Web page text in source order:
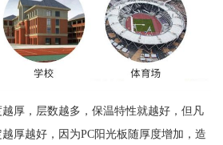
厚，层数越多，保温特性就越好，但凡
厚越好，因为PC阳光板随厚度增加，造